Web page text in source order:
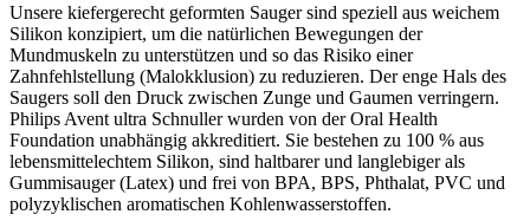
Unsere kiefergerecht geformten Sauger sind speziell aus weichem
Silikon konzipiert, um die natürlichen Bewegungen der
Mundmuskeln zu unterstützen und so das Risiko einer
Zahnfehlstellung (Malokklusion) zu reduzieren. Der enge Hals des
Saugers soll den Druck zwischen Zunge und Gaumen verringern.
Philips Avent ultra Schnuller wurden von der Oral Health
Foundation unabhängig akkreditiert. Sie bestehen zu 100 % aus
lebensmittelechtem Silikon, sind haltbarer und langlebiger als
Gummisauger (Latex) und frei von BPA, BPS, Phthalat, PVC und
polyzyklischen aromatischen Kohlenwasserstoffen.